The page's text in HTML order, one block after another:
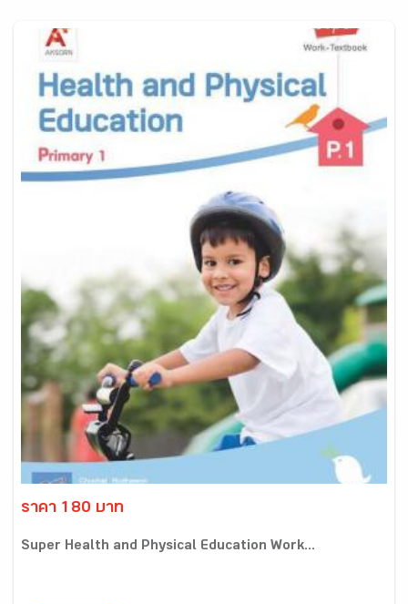
ราคา 180 บาท
Super Health and Physical Education Work...